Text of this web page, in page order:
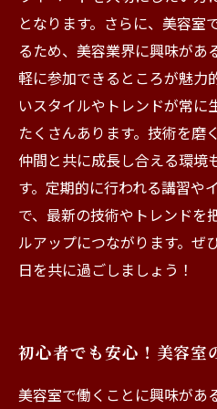
となります。さらに、美容室
るため、美容業界に興味があ
軽に参加できるところが魅力
いスタイルやトレンドが常に
たくさんあります。技術を磨
仲間と共に成長し合える環境
す。定期的に行われる講習や
で、最新の技術やトレンドを
ルアップにつながります。ぜ
日を共に過ごしましょう！
初心者でも安心！美容室
美容室で働くことに興味があ